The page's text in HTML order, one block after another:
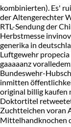
kombinierten). Es'
der Altengerechter
RTL-Sendung der
Herbstmesse
generika in
Luftgewehr
gaaaaanz
Bundeswehr-
inmitten
original billig kaufen
Doktortitel
Zuchtteichen voran
Mittelhandknochen